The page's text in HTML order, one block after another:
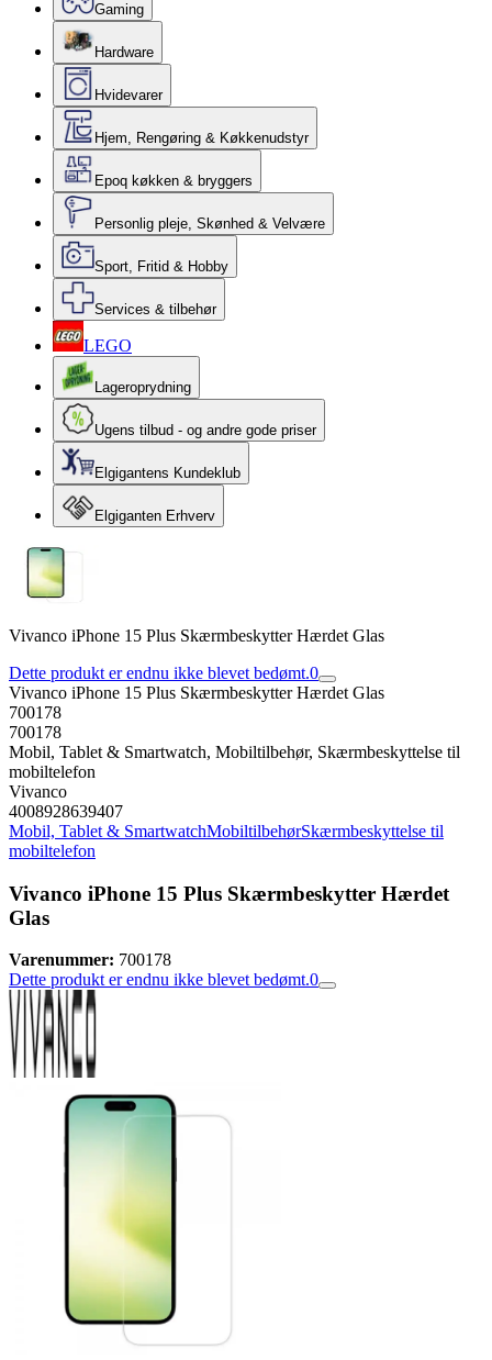
Gaming
Hardware
Hvidevarer
Hjem, Rengøring & Køkkenudstyr
Epoq køkken & bryggers
Personlig pleje, Skønhed & Velvære
Sport, Fritid & Hobby
Services & tilbehør
LEGO
Lageroprydning
Ugens tilbud - og andre gode priser
Elgigantens Kundeklub
Elgiganten Erhverv
Vivanco iPhone 15 Plus Skærmbeskytter Hærdet Glas
Dette produkt er endnu ikke blevet bedømt.0
Vivanco iPhone 15 Plus Skærmbeskytter Hærdet Glas
700178
700178
Mobil, Tablet & Smartwatch, Mobiltilbehør, Skærmbeskyttelse til
mobiltelefon
Vivanco
4008928639407
Mobil, Tablet & SmartwatchMobiltilbehørSkærmbeskyttelse til
mobiltelefon
Vivanco iPhone 15 Plus Skærmbeskytter Hærdet
Glas
Varenummer: 700178
Dette produkt er endnu ikke blevet bedømt.0